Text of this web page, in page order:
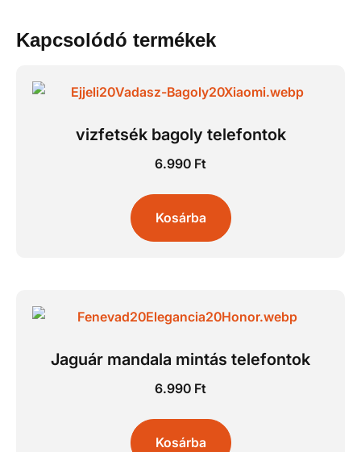
Kapcsolódó termékek
vizfetsék bagoly telefontok
6.990 Ft
Kosárba
Jaguár mandala mintás telefontok
6.990 Ft
Kosárba